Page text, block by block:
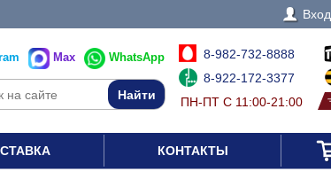
Вход
Max WhatsApp
8-982-732-8888
8-922-172-3377
ПН-ПТ С 11:00-21:00
КОНТАКТЫ